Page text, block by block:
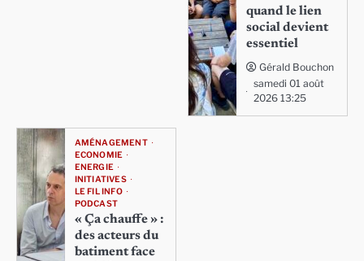
quand le lien
social devient
essentiel
Gérald Bouchon
samedi 01 août
2026 13:25
AMÉNAGEMENT
ECONOMIE
ENERGIE
INITIATIVES
LE FIL INFO
PODCAST
« Ça chauffe » :
des acteurs du
batiment face